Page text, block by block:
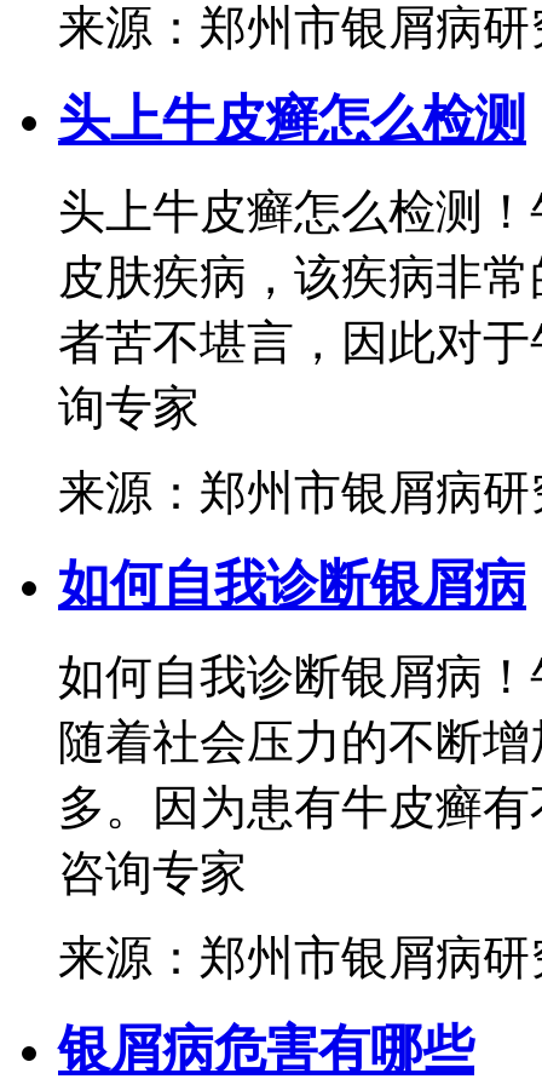
来源：郑州市银屑病
头上牛皮癣怎么检测
头上牛皮癣怎么检测
皮肤疾病，该疾病非
者苦不堪言，因此对
询专家
来源：郑州市银屑病
如何自我诊断银屑病
如何自我诊断银屑病
随着社会压力的不断
多。因为患有牛皮癣
咨询专家
来源：郑州市银屑病
银屑病危害有哪些